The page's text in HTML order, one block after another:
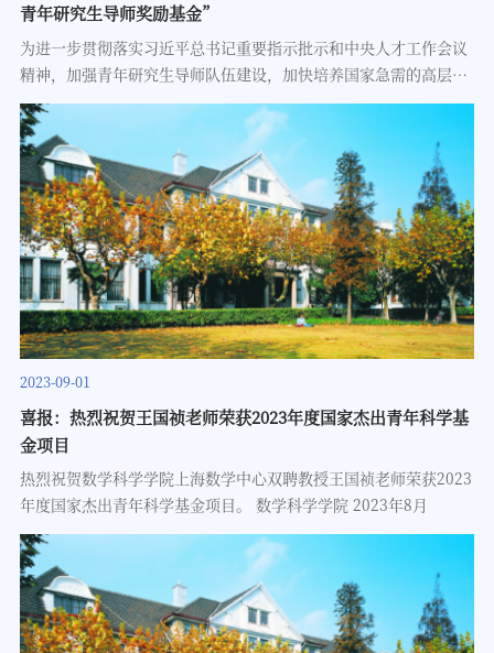
青年研究生导师奖励基金”
为进一步贯彻落实习近平总书记重要指示批示和中央人才工作会议
精神，加强青年研究生导师队伍建设，加快培养国家急需的高层次
人才，中国教师发展基金会设立“卓越青年研究生导师奖励基
金”。奖励基金面向“双一流”建设高校开展，中国教师发展基金
会每年组织一次，每年奖励20名左右卓越青年研究生导师，由各高
校按照遴选标准及名额推荐人选。首届奖励基金共收到112份申报
材料，经组织推荐、考察审核、专家评议、公示公布等程序，确定
了20位奖励基金奖励人选，我院雷震教授位列其中。
2023-09-01
喜报：热烈祝贺王国祯老师荣获2023年度国家杰出青年科学基
金项目
热烈祝贺数学科学学院上海数学中心双聘教授王国祯老师荣获2023
年度国家杰出青年科学基金项目。 数学科学学院 2023年8月